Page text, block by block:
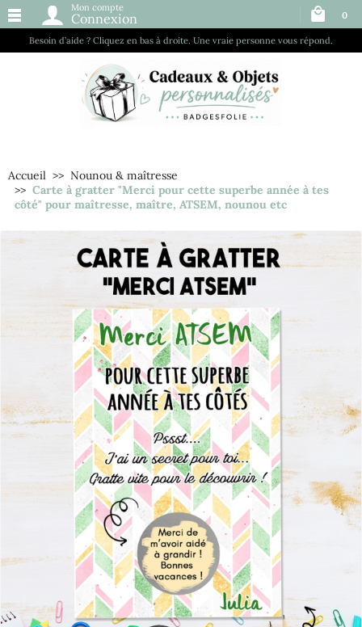
Besoin d’aide ? Cliquez en bas à droite. Une vraie personne vous répond.
Mon compte
Connexion 0
Accueil
Nounou & maîtresse
Carte à gratter "Merci pour cette superbe année à tes
côté" pour maîtresse, maître, ATSEM, nounou etc